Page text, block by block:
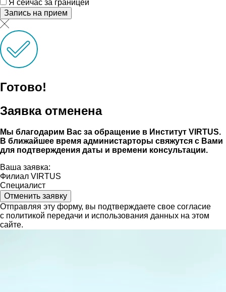
Я сейчас за границей
Запись на прием
Готово!
Заявка отменена
Мы благодарим Вас за обращение в Институт VIRTUS.
В ближайшее время администарторы свяжутся с Вами
для подтверждения даты и времени консультации.
Ваша заявка:
Филиал VIRTUS
Специалист
Отменить заявку
Отправляя эту форму, вы подтверждаете свое согласие
с политикой передачи и использования данных на этом
сайте.